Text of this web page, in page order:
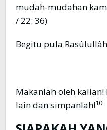
mudah-mudahan
/ 22: 36)
Makanlah oleh
lain dan simpanlah!10